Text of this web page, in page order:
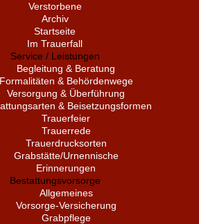
Verstorbene
Archiv
Startseite
Im Trauerfall
Service / Leistungen
Begleitung & Beratung
Formalitäten & Behördenwege
Versorgung & Überführung
& Beisetzungsformen
Trauerfeier
Trauerrede
Trauerdrucksorten
Grabstätte/Urnennische
Erinnerungen
Bestattungsvorsorge
Allgemeines
Vorsorge-Versicherung
Grabpflege